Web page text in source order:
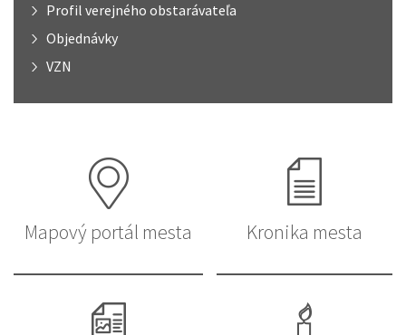
Profil verejného obstarávateľa
Objednávky
VZN
Mapový portál mesta Kronika mesta